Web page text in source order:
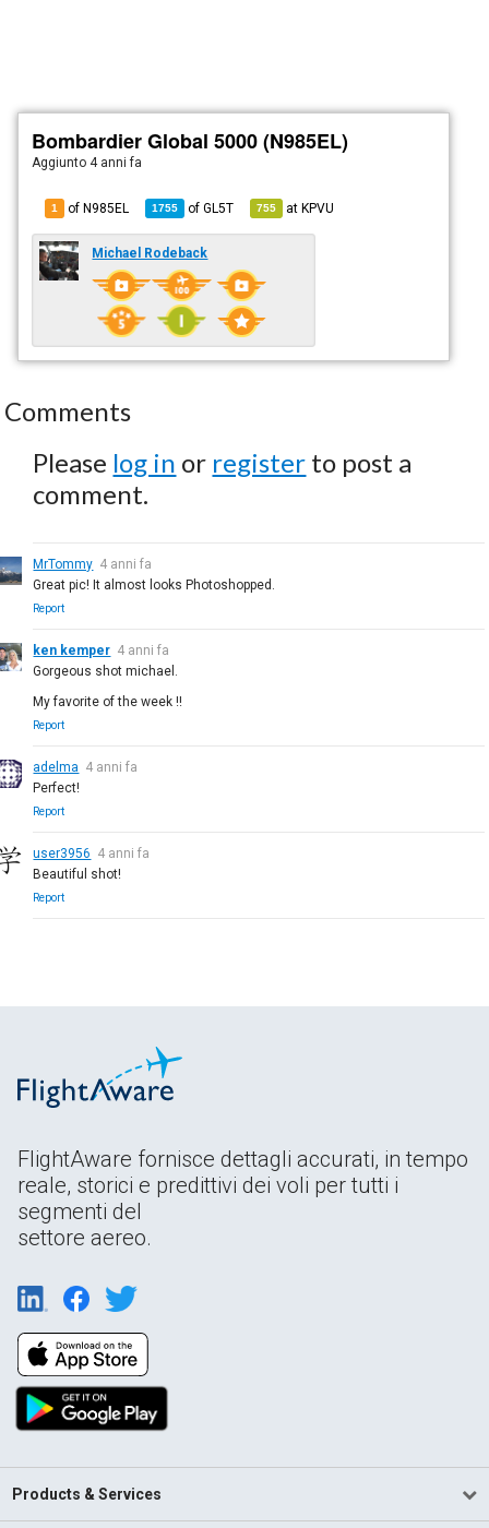
Bombardier Global 5000 (N985EL)
Aggiunto 4 anni fa
1 of N985EL 1755 ofGL5T 755 atKPVU
Michael Rodeback
Comments
Please log in or register to post a
comment.
MrTommy 4 anni fa
Great pic! It almost looks Photoshopped.
Report
ken kemper 4 anni fa
Gorgeous shot michael.
My favorite of the week !!
Report
adelma 4 anni fa
Perfect!
Report
user3956 4 anni fa
Beautiful shot!
Report
FlightAware fornisce dettagli accurati, in tempo
reale, storici e predittivi dei voli per tutti i
segmenti del
settore aereo.
Products & Services